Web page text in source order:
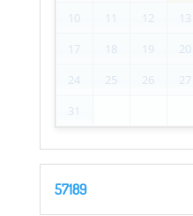
10
11 12 13
17
18 19 20
24
25 26 27
31
57189